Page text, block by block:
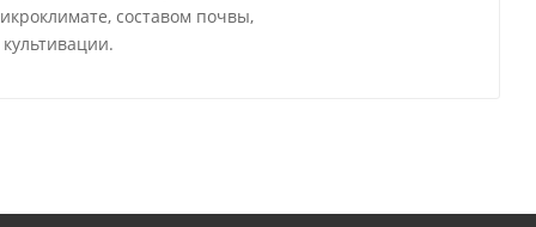
составом почвы,